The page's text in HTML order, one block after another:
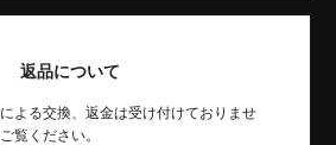
返品について
よる交換、返金は受け付けておりませ
覧ください。